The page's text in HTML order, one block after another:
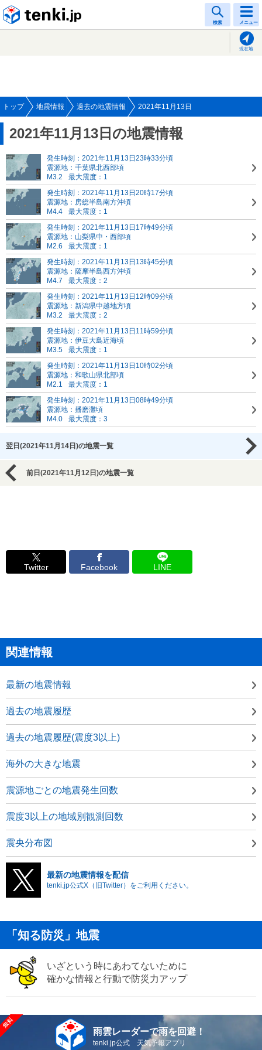
検索 メニュー
現在地
トップ 地震情報 過去の地震情報 2021年11月13日
2021年11月13日の地震情報
発生時刻：2021年11月13日23時33分頃
震源地：千葉県北西部頃
M3.2
最大震度：1
発生時刻：2021年11月13日20時17分頃
震源地：房総半島南方沖頃
M4.4
最大震度：1
発生時刻：2021年11月13日17時49分頃
震源地：山梨県中・西部頃
M2.6
最大震度：1
発生時刻：2021年11月13日13時45分頃
震源地：薩摩半島西方沖頃
M4.7
最大震度：2
発生時刻：2021年11月13日12時09分頃
震源地：新潟県中越地方頃
M3.2
最大震度：2
発生時刻：2021年11月13日11時59分頃
震源地：伊豆大島近海頃
M3.5
最大震度：1
発生時刻：2021年11月13日10時02分頃
震源地：和歌山県北部頃
M2.1
最大震度：1
発生時刻：2021年11月13日08時49分頃
震源地：播磨灘頃
M4.0
最大震度：3
翌日(2021年11月14日)の地震一覧
前日(2021年11月12日)の地震一覧
Twitter Facebook LINE
関連情報
最新の地震情報
過去の地震履歴
過去の地震履歴(震度3以上)
海外の大きな地震
震源地ごとの地震発生回数
震度3以上の地域別観測回数
震央分布図
最新の地震情報を配信
tenki.jp公式X（旧Twitter）をご利用ください。
「知る防災」地震
いざという時にあわてないために
確かな情報と行動で防災力アップ
雨雲レーダーで雨を回避！
tenki.jp公式 天気予報アプリ